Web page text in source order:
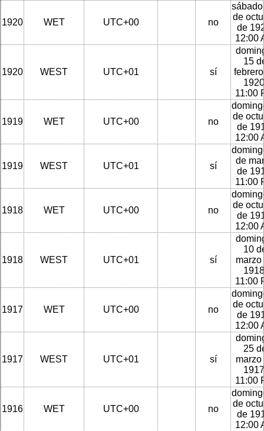
1920 WET UTC+00 no
de
de
12:00
1920 WEST UTC+01 sí
15
11:00
1919 WET UTC+00 no
de
de
12:00
1919 WEST UTC+01 sí
de
de
11:00
1918 WET UTC+00 no
de
de
12:00
1918 WEST UTC+01 sí
10
marzo
11:00
1917 WET UTC+00 no
de
de
12:00
1917 WEST UTC+01 sí
25
marzo
11:00
1916 WET UTC+00 no
de
de
12:00